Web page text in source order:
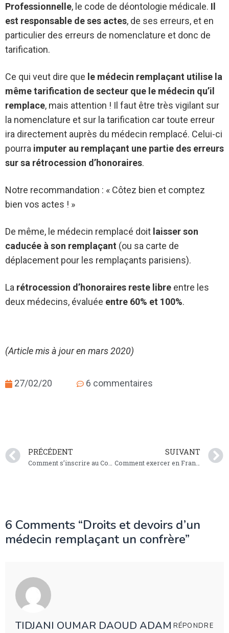
Professionnelle, le code de déontologie médicale. Il
est responsable de ses actes, de ses erreurs, et en
particulier des erreurs de nomenclature et donc de
tarification.
Ce qui veut dire que le médecin remplaçant utilise la
même tarification de secteur que le médecin qu’il
remplace, mais attention ! Il faut être très vigilant sur
la nomenclature et sur la tarification car toute erreur
ira directement auprès du médecin remplacé. Celui-ci
pourra imputer au remplaçant une partie des erreurs
sur sa rétrocession d’honoraires.
Notre recommandation : « Côtez bien et comptez
bien vos actes ! »
De même, le médecin remplacé doit laisser son
caducée à son remplaçant (ou sa carte de
déplacement pour les remplaçants parisiens).
La rétrocession d’honoraires reste libre entre les
deux médecins, évaluée entre 60% et 100%.
(Article mis à jour en mars 2020)
27/02/20 6 commentaires
PRÉCÉDENT
Comment s’inscrire au Conseil de L’Ordre des Médecins ?
SUIVANT
Comment exercer en France pour un médecin diplômé à l’étranger ?
6 Comments “Droits et devoirs d’un
médecin remplaçant un confrère”
TIDJANI OUMAR DAOUD ADAM RÉPONDRE